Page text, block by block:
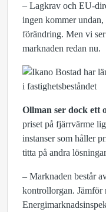
– Lagkrav och EU-
ingen kommer
förändring. Men vi
marknaden redan nu.
Ollman ser dock ett
priset på fjärrvärme
instanser som håller
titta på andra
– Marknaden består
kontrollorgan. Jämför